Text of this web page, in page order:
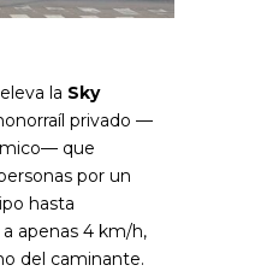
la Sky
privado —
que
por un
hasta
apenas 4 km/h,
del caminante.